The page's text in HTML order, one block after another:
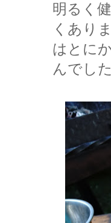
明るく
くあり
はとに
んでした